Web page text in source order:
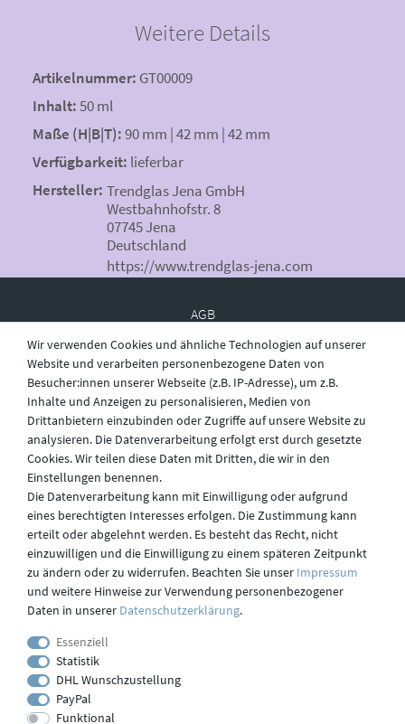
Weitere Details
Artikelnummer: GT00009
Inhalt:50 ml
Maße (H|B|T):90 mm | 42 mm | 42 mm
Verfügbarkeit: lieferbar
Hersteller: Trendglas Jena GmbH
Westbahnhofstr. 8
07745 Jena
Deutschland
https://www.trendglas-jena.com
AGB
Widerruf
Datenschutz
Versand
Kontakt
Impressum
Wir verwenden Cookies und ähnliche Technologien auf unserer
Website und verarbeiten personenbezogene Daten von
Besucher:innen unserer Webseite (z.B. IP-Adresse), um z.B.
Inhalte und Anzeigen zu personalisieren, Medien von
Drittanbietern einzubinden oder Zugriffe auf unsere Website zu
analysieren. Die Datenverarbeitung erfolgt erst durch gesetzte
Cookies. Wir teilen diese Daten mit Dritten, die wir in den
Einstellungen benennen.
Die Datenverarbeitung kann mit Einwilligung oder aufgrund
eines berechtigten Interesses erfolgen. Die Zustimmung kann
erteilt oder abgelehnt werden. Es besteht das Recht, nicht
einzuwilligen und die Einwilligung zu einem späteren Zeitpunkt
zu ändern oder zu widerrufen. Beachten Sie unser Impressum
und weitere Hinweise zur Verwendung personenbezogener
Daten in unserer Daten­schutz­erklärung.
Essenziell
Statistik
DHL Wunschzustellung
PayPal
Funktional